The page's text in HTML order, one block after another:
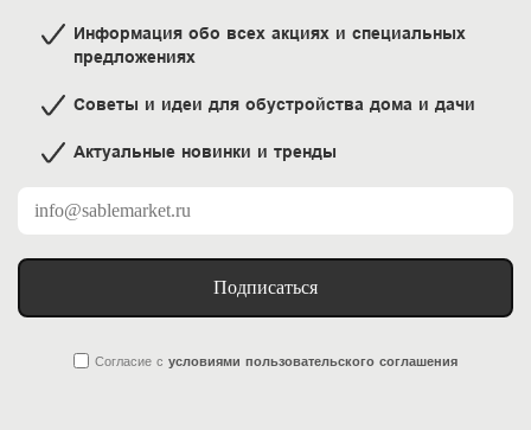
Информация обо всех акциях и специальных
предложениях
Советы и идеи для обустройства дома и дачи
Актуальные новинки и тренды
Подписаться
Согласие с условиями пользовательского соглашения